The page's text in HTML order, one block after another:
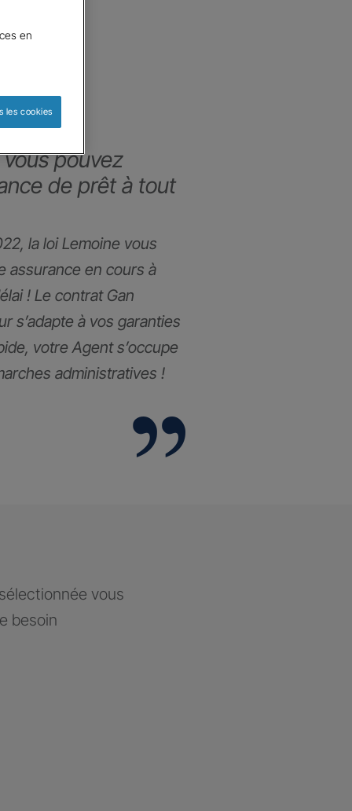
pouvez
de prêt à tout
la loi Lemoine vous
assurance en cours à
! Le contrat Gan
s’adapte à vos garanties
votre Agent s’occupe
administratives !
vous
besoin
en
les cookies